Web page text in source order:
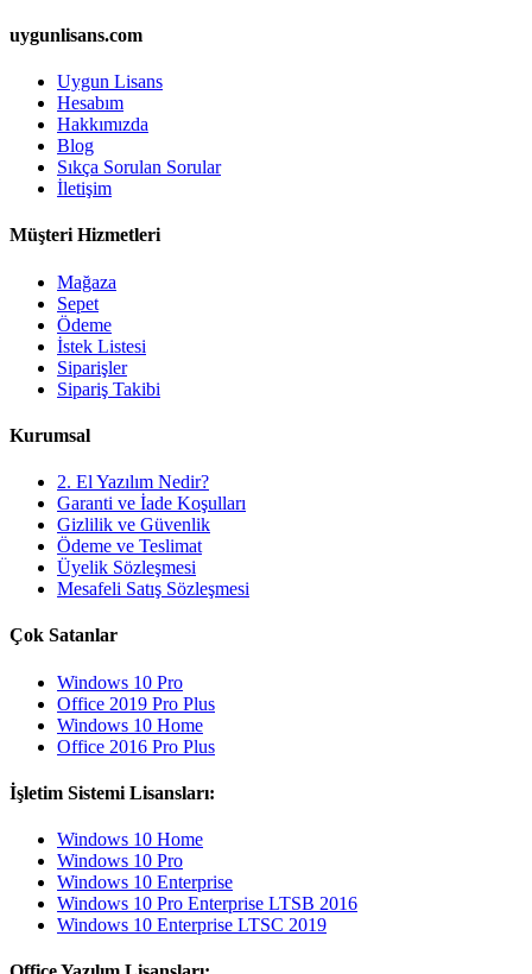
uygunlisans.com
Uygun Lisans
Hesabım
Hakkımızda
Blog
Sıkça Sorulan Sorular
İletişim
Müşteri Hizmetleri
Mağaza
Sepet
Ödeme
İstek Listesi
Siparişler
Sipariş Takibi
Kurumsal
2. El Yazılım Nedir?
Garanti ve İade Koşulları
Gizlilik ve Güvenlik
Ödeme ve Teslimat
Üyelik Sözleşmesi
Mesafeli Satış Sözleşmesi
Çok Satanlar
Windows 10 Pro
Office 2019 Pro Plus
Windows 10 Home
Office 2016 Pro Plus
İşletim Sistemi Lisansları:
Windows 10 Home
Windows 10 Pro
Windows 10 Enterprise
Windows 10 Pro Enterprise LTSB 2016
Windows 10 Enterprise LTSC 2019